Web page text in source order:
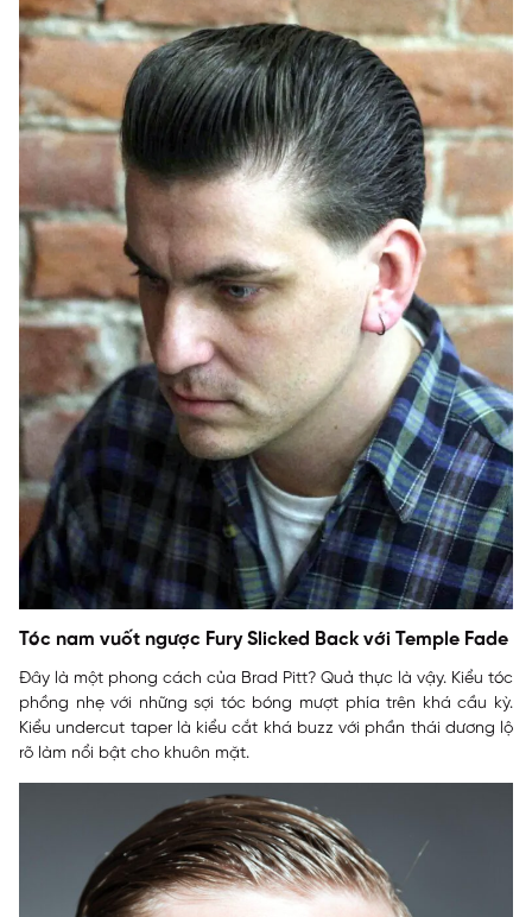
Tóc nam vuốt ngược Fury Slicked Back với Temple Fade
Đây là một phong cách của Brad Pitt? Quả thực là vậy. Kiểu tóc
phồng nhẹ với những sợi tóc bóng mượt phía trên khá cầu kỳ.
Kiểu undercut taper là kiểu cắt khá buzz với phần thái dương lộ
rõ làm nổi bật cho khuôn mặt.